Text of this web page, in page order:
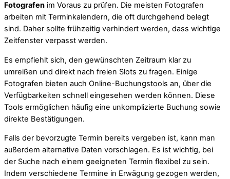
Fotografen im Voraus zu prüfen. Die meisten Fotografen
arbeiten mit Terminkalendern, die oft durchgehend belegt
sind. Daher sollte frühzeitig verhindert werden, dass wichtige
Zeitfenster verpasst werden.
Es empfiehlt sich, den gewünschten Zeitraum klar zu
umreißen und direkt nach freien Slots zu fragen. Einige
Fotografen bieten auch Online-Buchungstools an, über die
Verfügbarkeiten schnell eingesehen werden können. Diese
Tools ermöglichen häufig eine unkomplizierte Buchung sowie
direkte Bestätigungen.
Falls der bevorzugte Termin bereits vergeben ist, kann man
außerdem alternative Daten vorschlagen. Es ist wichtig, bei
der Suche nach einem geeigneten Termin flexibel zu sein.
Indem verschiedene Termine in Erwägung gezogen werden,